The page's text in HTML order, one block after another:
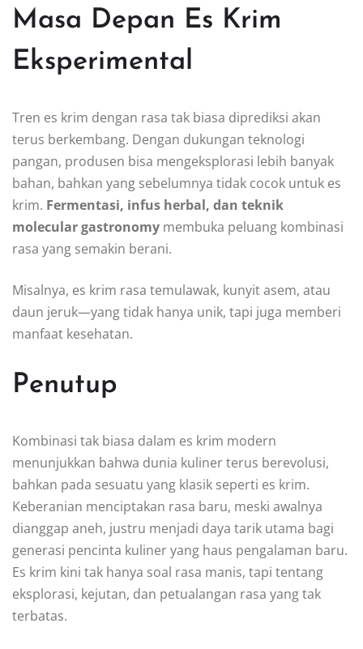
Masa Depan Es Krim
Eksperimental
Tren es krim dengan rasa tak biasa diprediksi akan
terus berkembang. Dengan dukungan teknologi
pangan, produsen bisa mengeksplorasi lebih banyak
bahan, bahkan yang sebelumnya tidak cocok untuk es
krim. Fermentasi, infus herbal, dan teknik
molecular gastronomy membuka peluang kombinasi
rasa yang semakin berani.
Misalnya, es krim rasa temulawak, kunyit asem, atau
daun jeruk—yang tidak hanya unik, tapi juga memberi
manfaat kesehatan.
Penutup
Kombinasi tak biasa dalam es krim modern
menunjukkan bahwa dunia kuliner terus berevolusi,
bahkan pada sesuatu yang klasik seperti es krim.
Keberanian menciptakan rasa baru, meski awalnya
dianggap aneh, justru menjadi daya tarik utama bagi
generasi pencinta kuliner yang haus pengalaman baru.
Es krim kini tak hanya soal rasa manis, tapi tentang
eksplorasi, kejutan, dan petualangan rasa yang tak
terbatas.